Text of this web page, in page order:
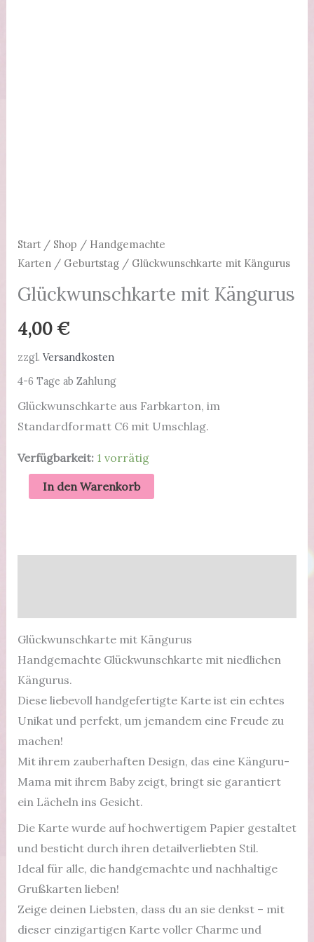
Start/ Shop / Handgemachte
Karten/ Geburtstag/ Glückwunschkarte mit Kängurus
Glückwunschkarte mit Kängurus
4,00€
zzgl. Versandkosten
4-6 Tage ab Zahlung
Glückwunschkarte aus Farbkarton, im
Standardformatt C6 mit Umschlag.
Verfügbarkeit: 1 vorrätig
Glückwunschkarte
mit
In den Warenkorb
Glückwunschkarte mit Kängurus
Handgemachte Glückwunschkarte mit niedlichen
Kängurus.
Diese liebevoll handgefertigte Karte ist ein echtes
Unikat und perfekt, um jemandem eine Freude zu
machen!
Mit ihrem zauberhaften Design, das eine Känguru-
Mama mit ihrem Baby zeigt, bringt sie garantiert
ein Lächeln ins Gesicht.
Die Karte wurde auf hochwertigem Papier gestaltet
und besticht durch ihren detailverliebten Stil.
Ideal für alle, die handgemachte und nachhaltige
Grußkarten lieben!
Zeige deinen Liebsten, dass du an sie denkst – mit
dieser einzigartigen Karte voller Charme und